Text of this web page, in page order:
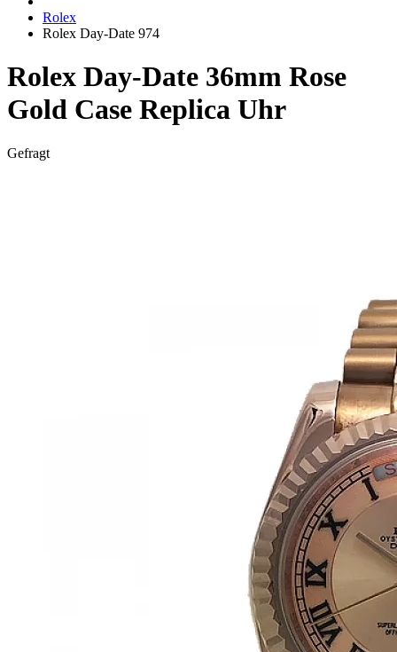
Rolex
Rolex Day-Date 974
Rolex Day-Date 36mm Rose
Gold Case Replica Uhr
Gefragt